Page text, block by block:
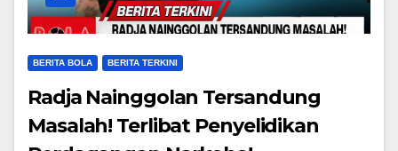
BERITA BOLA BERITA TERKINI
Radja Nainggolan Tersandung
Masalah! Terlibat Penyelidikan